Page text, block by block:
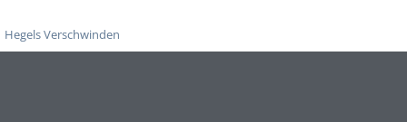
Hegels Verschwinden